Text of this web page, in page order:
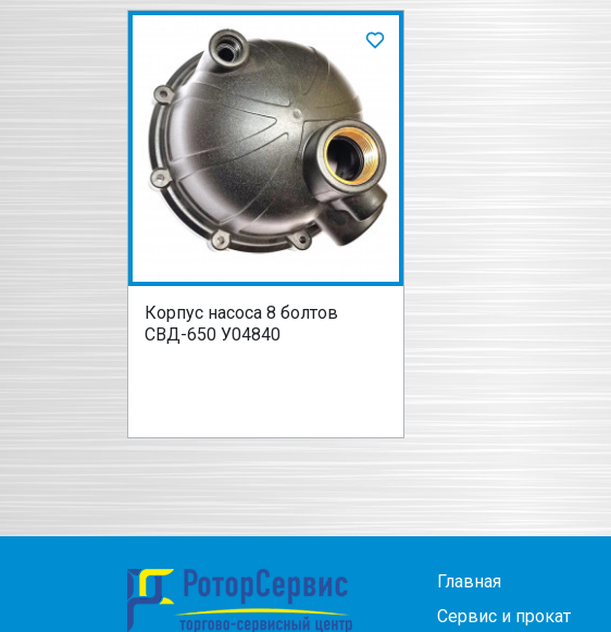
Корпус насоса 8 болтов
СВД-650 У04840
Главная
Сервис и прокат